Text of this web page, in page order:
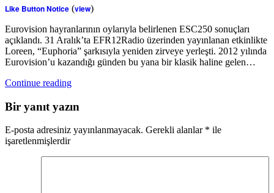
Like Button Notice (view)
Eurovision hayranlarının oylarıyla belirlenen ESC250 sonuçları
açıklandı. 31 Aralık’ta EFR12Radio üzerinden yayınlanan etkinlikte
Loreen, “Euphoria” şarkısıyla yeniden zirveye yerleşti. 2012 yılında
Eurovision’u kazandığı günden bu yana bir klasik haline gelen…
Continue reading
Bir yanıt yazın
E-posta adresiniz yayınlanmayacak. Gerekli alanlar * ile
işaretlenmişlerdir